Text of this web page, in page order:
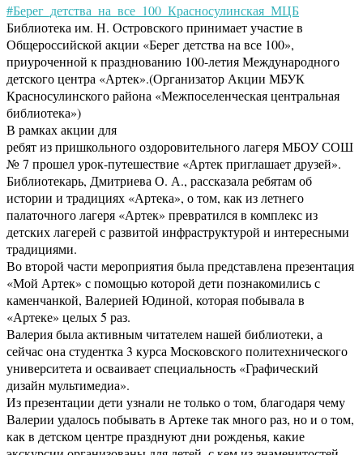
#Берег_детства_на_все_100_Красносулинская_МЦБ
Библиотека им. Н. Островского принимает участие в
Общероссийской акции «Берег детства на все 100»,
приуроченной к празднованию 100-летия Международного
детского центра «Артек».(Организатор Акции МБУК
Красносулинского района «Межпоселенческая центральная
библиотека»)
В рамках акции для
ребят из пришкольного оздоровительного лагеря МБОУ СОШ
№ 7 прошел урок-путешествие «Артек приглашает друзей».
Библиотекарь, Дмитриева О. А., рассказала ребятам об
истории и традициях «Артека», о том, как из летнего
палаточного лагеря «Артек» превратился в комплекс из
детских лагерей с развитой инфраструктурой и интересными
традициями.
Во второй части мероприятия была представлена презентация
«Мой Артек» с помощью которой дети познакомились с
каменчанкой, Валерией Юдиной, которая побывала в
«Артеке» целых 5 раз.
Валерия была активным читателем нашей библиотеки, а
сейчас она студентка 3 курса Московского политехнического
университета и осваивает специальность «Графический
дизайн мультимедиа».
Из презентации дети узнали не только о том, благодаря чему
Валерии удалось побывать в Артеке так много раз, но и о том,
как в детском центре празднуют дни рожденья, какие